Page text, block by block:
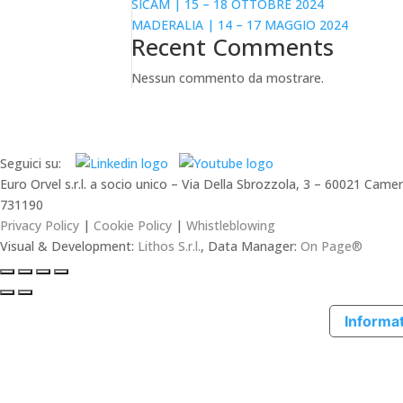
SICAM | 15 – 18 OTTOBRE 2024
MADERALIA | 14 – 17 MAGGIO 2024
Recent Comments
Nessun commento da mostrare.
Seguici su:
Euro Orvel s.r.l. a socio unico – Via Della Sbrozzola, 3 – 60021
731190
Privacy Policy | Cookie Policy | Whistleblowing
Visual & Development: Lithos S.r.l., Data Manager: On Page®